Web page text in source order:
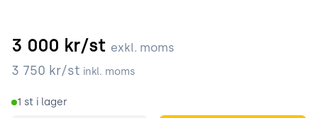
3 000 kr/st exkl. moms
3 750 kr/st inkl. moms
1 st i lager